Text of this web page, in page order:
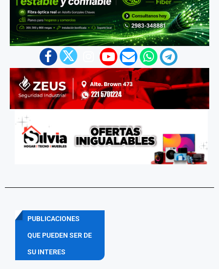
PUBLICACIONES
QUE PUEDEN SER DE
SU INTERES